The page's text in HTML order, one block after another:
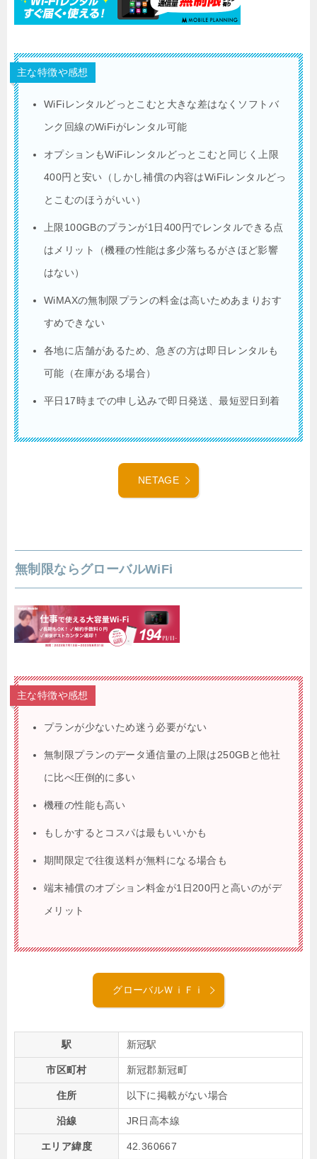
主な特徴や感想
WiFiレンタルどっとこむと大きな差はなくソフトバ
ンク回線のWiFiがレンタル可能
オプションもWiFiレンタルどっとこむと同じく上限
400円と安い（しかし補償の内容はWiFiレンタルどっ
とこむのほうがいい）
上限100GBのプランが1日400円でレンタルできる点
はメリット（機種の性能は多少落ちるがさほど影響
はない）
WiMAXの無制限プランの料金は高いためあまりおす
すめできない
各地に店舗があるため、急ぎの方は即日レンタルも
可能（在庫がある場合）
平日17時までの申し込みで即日発送、最短翌日到着
NETAGE
無制限ならグローバルWiFi
主な特徴や感想
プランが少ないため迷う必要がない
無制限プランのデータ通信量の上限は250GBと他社
に比べ圧倒的に多い
機種の性能も高い
もしかするとコスパは最もいいかも
期間限定で往復送料が無料になる場合も
端末補償のオプション料金が1日200円と高いのがデ
メリット
グローバルＷｉＦｉ
駅 新冠駅
市区町村 新冠郡新冠町
住所 以下に掲載がない場合
沿線 JR日高本線
エリア緯度 42.360667